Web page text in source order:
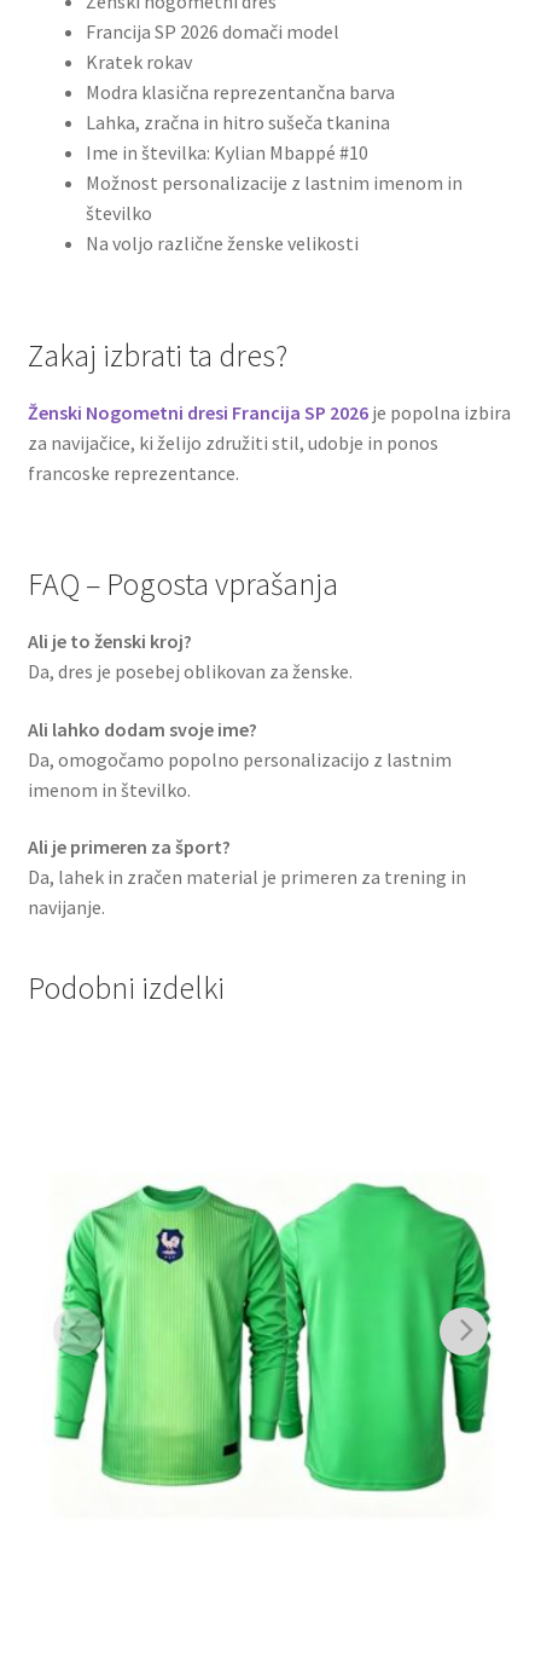
Francija SP 2026 domači model
Kratek rokav
Modra klasična reprezentančna barva
Lahka, zračna in hitro sušeča tkanina
Ime in številka: Kylian Mbappé #10
Možnost personalizacije z lastnim imenom in
številko
Na voljo različne ženske velikosti
Zakaj izbrati ta dres?
Ženski Nogometni dresi Francija SP 2026je popolna izbira
za navijačice, ki želijo združiti stil, udobje in ponos
francoske reprezentance.
FAQ – Pogosta vprašanja
Ali je to ženski kroj?
Da, dres je posebej oblikovan za ženske.
Ali lahko dodam svoje ime?
Da, omogočamo popolno personalizacijo z lastnim
imenom in številko.
Ali je primeren za šport?
Da, lahek in zračen material je primeren za trening in
navijanje.
Podobni izdelki